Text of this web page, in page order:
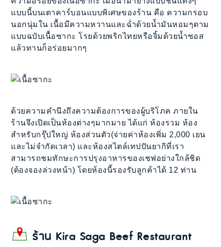
แบบนี้บนเตาคาร์บอนแบบพิเศษของร้าน คือ ความกรอบ
นอกนุ่มใน เนื้อมีความหวานและฉ่ำด้วยน้ำมันหอมๆตาม
แบบฉบับเนื้อซากะ โรยด้วยพริกไทยหรือจิ้มด้วยน้ำซอส
แล้วทานก็อร่อยมากๆ
ด้วยความคำนึงถึงความต้องการของผู้บริโภค ภายใน
ร้านจึงเปิดเป็นห้องต่างๆมากมาย ได้แก่ ห้องรวม ห้อง
สำหรับกรุ๊ปใหญ่ ห้องส่วนตัว(จ่ายค่าห้องเพิ่ม 2,000 เยน
และไม่จำกัดเวลา) และห้องสไตล์เทปปันยากิที่เรา
สามารถชมทักษะการปรุงอาหารของเชฟอย่างใกล้ชิด
(ต้องจองล่วงหน้า) โดยห้องนี้รองรับลูกค้าได้ 12 ท่าน
ร้าน Kira Saga Beef Restaurant